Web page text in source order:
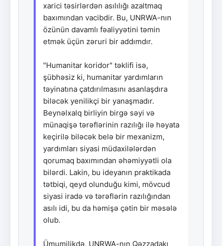
xarici təsirlərdən asılılığı azaltmaq
baxımından vacibdir. Bu, UNRWA-nın
özünün davamlı fəaliyyətini təmin
etmək üçün zəruri bir addımdır.
"Humanitar koridor" təklifi isə,
şübhəsiz ki, humanitar yardımların
təyinatına çatdırılmasını asanlaşdıra
biləcək yenilikçi bir yanaşmadır.
Beynəlxalq birliyin birgə səyi və
münaqişə tərəflərinin razılığı ilə həyata
keçirilə biləcək belə bir mexanizm,
yardımları siyasi müdaxilələrdən
qorumaq baxımından əhəmiyyətli ola
bilərdi. Lakin, bu ideyanın praktikada
tətbiqi, qeyd olunduğu kimi, mövcud
siyasi iradə və tərəflərin razılığından
asılı idi, bu da həmişə çətin bir məsələ
olub.
Ümumilikdə, UNRWA-nın Qəzzadakı